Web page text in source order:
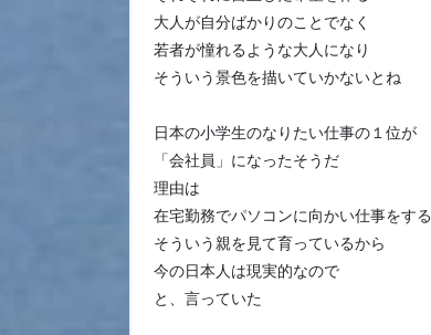
大人が自分ばかりのことでなく
若者が憧れるような大人になり
そういう景色を描いていかないとね
日本の小学生のなりたい仕事の１位が
「会社員」になったそうだ
理由は
在宅勤務でパソコンに向かい仕事をする
そういう親を見て育っているから
今の日本人は現実的なので
と、言っていた